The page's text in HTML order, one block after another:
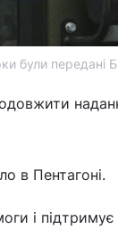
були передані
в Пентагоні.
і підтримує